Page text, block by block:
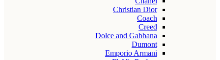
Christian Dior
Coach
Creed
Dolce and Gabbana
Dumont
Emporio Armani